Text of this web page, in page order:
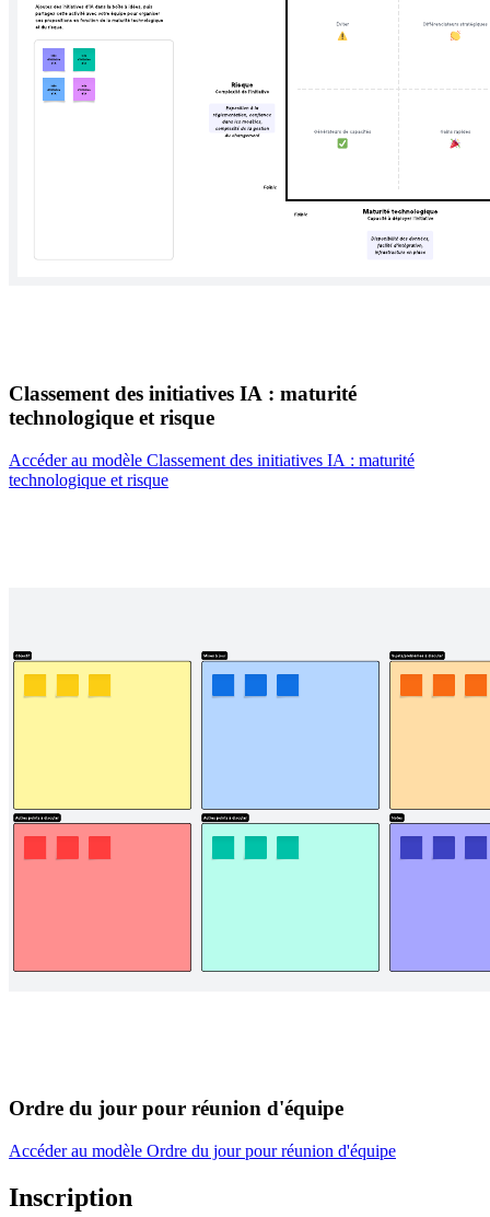
Classement des initiatives IA : maturité
technologique et risque
Accéder au modèle Classement des initiatives IA : maturité
technologique et risque
Ordre du jour pour réunion d'équipe
Accéder au modèle Ordre du jour pour réunion d'équipe
Inscription